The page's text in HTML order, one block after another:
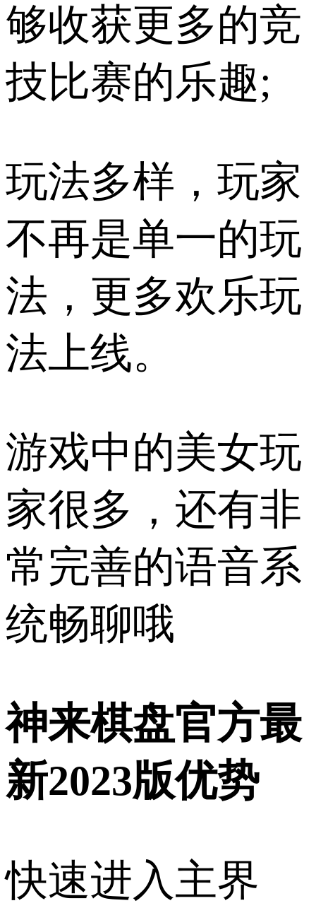
够收获更多的竞
技比赛的乐趣;
玩法多样，玩家
不再是单一的玩
法，更多欢乐玩
法上线。
游戏中的美女玩
家很多，还有非
常完善的语音系
统畅聊哦
神来棋盘官方最
新2023版优势
快速进入主界